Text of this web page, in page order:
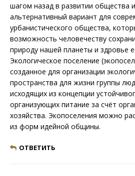
шагом назад в развитии общества
альтернативный вариант для
урбанистического общества,
возможность человечеству
природу нашей планеты и здровье
Экологическое поселение
созданное для организации
пространства для жизни группы
исходящих из концепции
организующих питание за счёт
хозяйства. Экопоселения можно
из форм идейной общины.
ОТВЕТИТЬ